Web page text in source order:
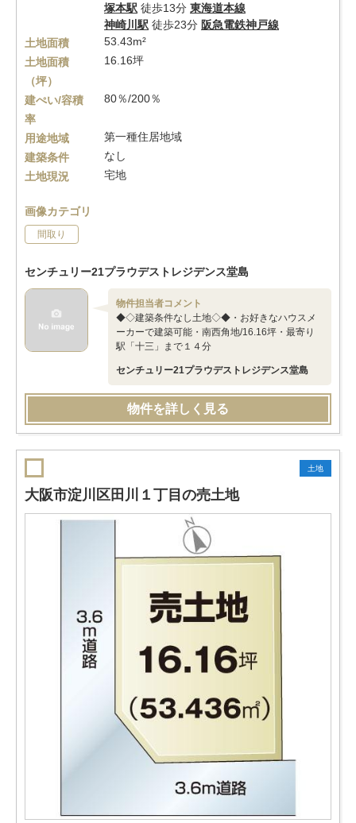
塚本駅 徒歩13分 東海道本線
神崎川駅 徒歩23分 阪急電鉄神戸線
土地面積
53.43m²
土地面積
（坪）
16.16坪
建ぺい/容積
率
80％/200％
用途地域
第一種住居地域
建築条件
なし
土地現況
宅地
画像カテゴリ
間取り
センチュリー21プラウデストレジデンス堂島
物件担当者コメント
◆◇建築条件なし土地◇◆・お好きなハウスメ
ーカーで建築可能・南西角地/16.16坪・最寄り
駅「十三」まで１４分
センチュリー21プラウデストレジデンス堂島
物件を詳しく見る
土地
大阪市淀川区田川１丁目の売土地